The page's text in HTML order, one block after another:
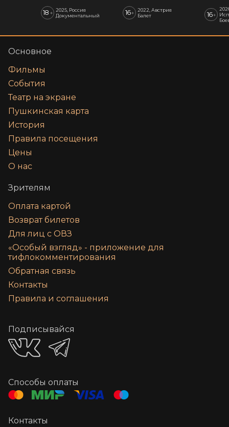
18 + 2025, Россия
Документальный
16+
2022, Австрия
Балет
16+
Основное
Фильмы
События
Театр на экране
Пушкинская карта
История
Правила посещения
Цены
О нас
Зрителям
Оплата картой
Возврат билетов
Для лиц с ОВЗ
«‎Особый взгляд» - приложение для
тифлокомментирования
Обратная связь
Контакты
Правила и соглашения
Подписывайся
Способы оплаты
Контакты